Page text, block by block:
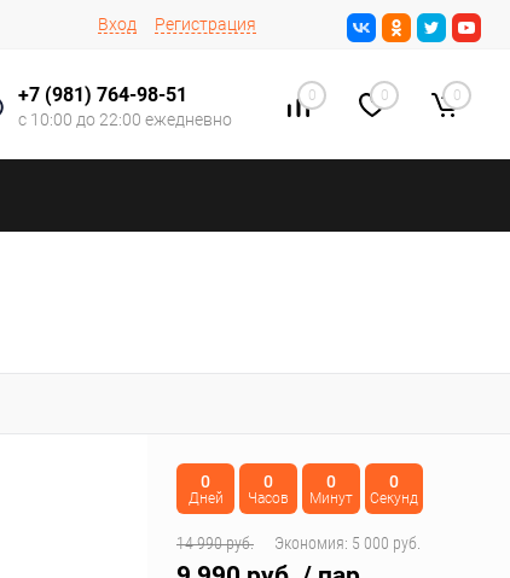
Вход Регистрация
+7 (981) 764-98-51
с 10:00 до 22:00 ежедневно
0 0 0
0
Дней
0
Часов
0
Минут
0
Секунд
14 990 руб. Экономия: 5 000 руб.